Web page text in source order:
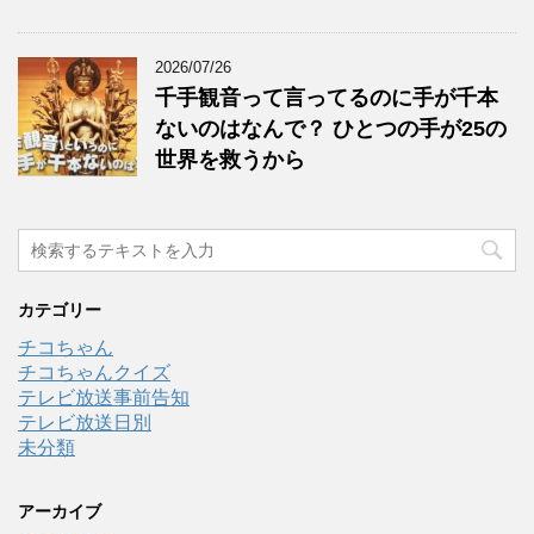
2026/07/26
千手観音って言ってるのに手が千本
ないのはなんで？ ひとつの手が25の
世界を救うから
カテゴリー
チコちゃん
チコちゃんクイズ
テレビ放送事前告知
テレビ放送日別
未分類
アーカイブ